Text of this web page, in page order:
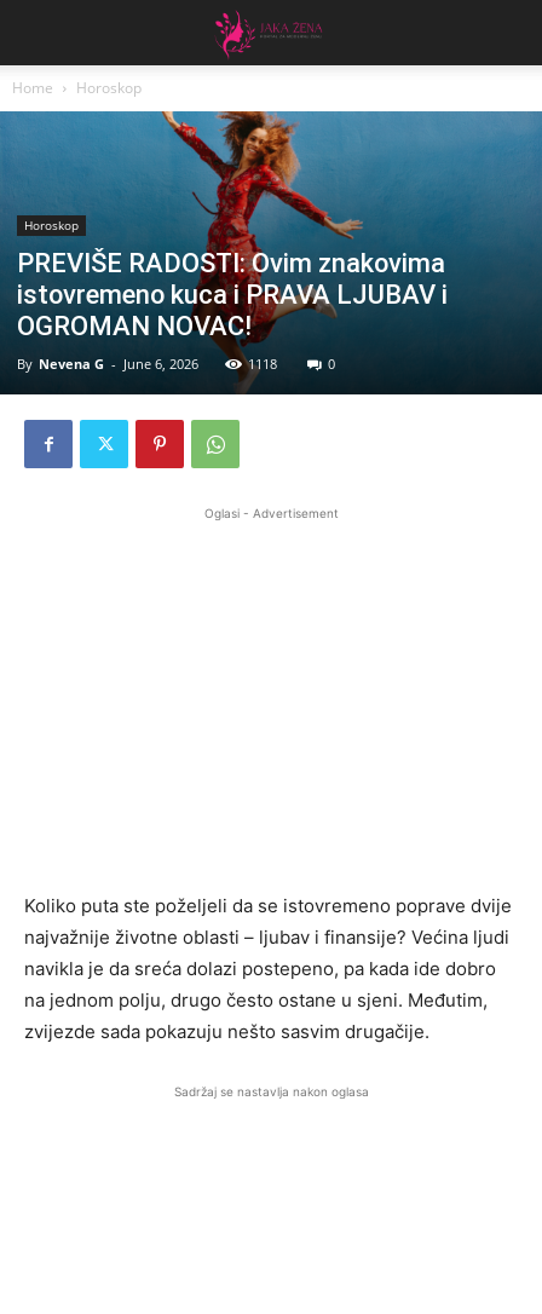
Home Horoskop
Horoskop
PREVIŠE RADOSTI: Ovim znakovima
istovremeno kuca i PRAVA LJUBAV i
OGROMAN NOVAC!
By Nevena G - June 6, 2026 1118 0
Oglasi - Advertisement
Koliko puta ste poželjeli da se istovremeno poprave dvije
najvažnije životne oblasti – ljubav i finansije? Većina ljudi
navikla je da sreća dolazi postepeno, pa kada ide dobro
na jednom polju, drugo često ostane u sjeni. Međutim,
zvijezde sada pokazuju nešto sasvim drugačije.
Sadržaj se nastavlja nakon oglasa